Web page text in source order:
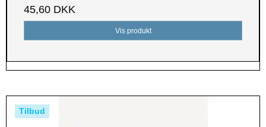
45,60 DKK
Vis produkt
Tilbud